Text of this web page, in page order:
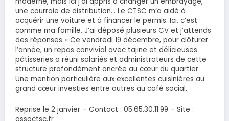
une courroie de distribution… Le CTSC m’a aidé à
acquérir une voiture et à financer le permis. Ici, c’est
comme ma famille. J’ai déposé plusieurs CV et j’attends
des réponses. » Ce vendredi 19 décembre, pour clôturer
l’année, un repas convivial avec tajine et délicieuses
pâtisseries a réuni salariés et administrateurs de cette
structure profondément ancrée au cœur du quartier.
Une mention particulière aux excellentes cuisinières au
grand cœur investies entre autres au café social.
Reprise le 2 janvier – Contact : 05.65.30.11.99 – Site :